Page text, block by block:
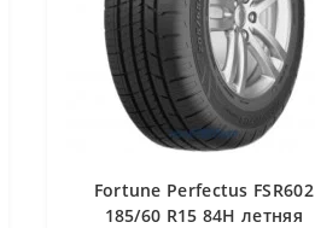
Fortune Perfectus FSR602
185/60 R15 84H летняя